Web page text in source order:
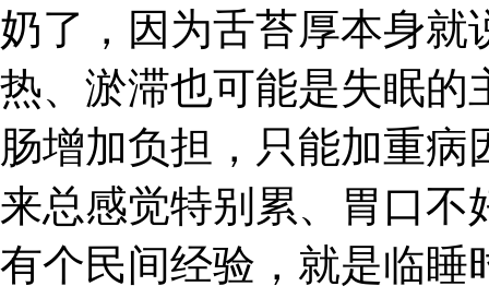
奶了，因为舌苔厚本身就
热、淤滞也可能是失眠的
肠增加负担，只能加重
来总感觉特别累、胃口不
有个民间经验，就是临睡